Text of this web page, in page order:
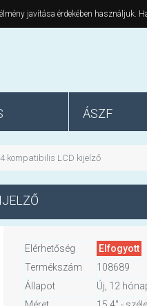
javítása érdekében használjuk.
ÁSZF
kompatibilis LCD kijelző
Elérhetőség
Elfogyott
Termékszám
108689
Állapot
Új, 12